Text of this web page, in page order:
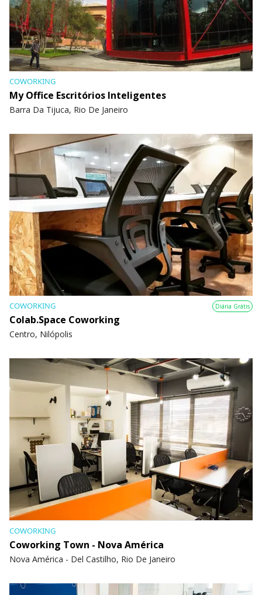
COWORKING
My Office Escritórios Inteligentes
Barra Da Tijuca, Rio De Janeiro
COWORKING Diária Grátis
Colab.Space Coworking
Centro, Nilópolis
COWORKING
Coworking Town - Nova América
Nova América - Del Castilho, Rio De Janeiro